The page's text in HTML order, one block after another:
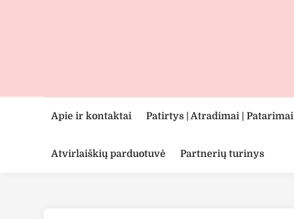
Apie ir kontaktai Patirtys | Atradimai | Patarimai
Atvirlaiškių parduotuvė Partnerių turinys